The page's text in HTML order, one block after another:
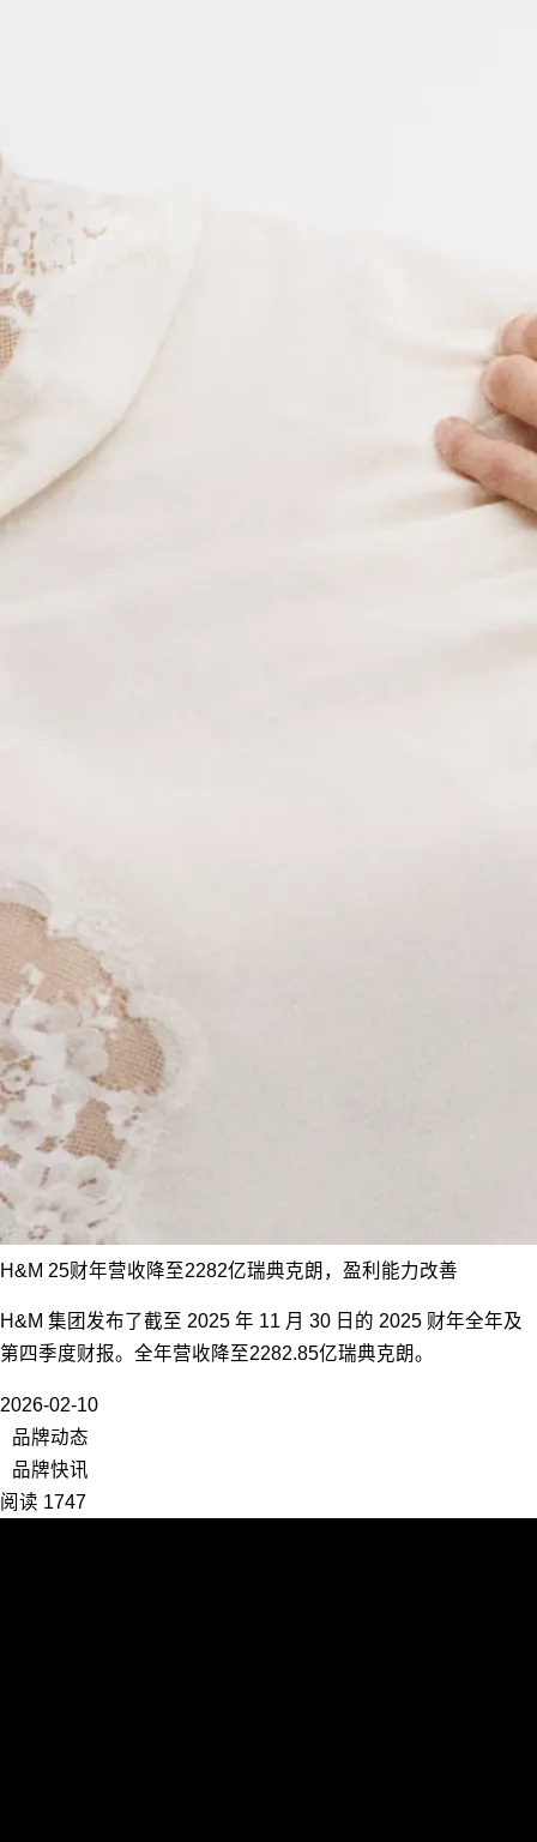
H&M 25财年营收降至2282亿瑞典克朗，盈利能力改善
H&M 集团发布了截至 2025 年 11 月 30 日的 2025 财年全年及
第四季度财报。全年营收降至2282.85亿瑞典克朗。
2026-02-10
品牌动态
品牌快讯
阅读 1747